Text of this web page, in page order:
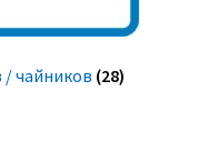
/ чайников (28)